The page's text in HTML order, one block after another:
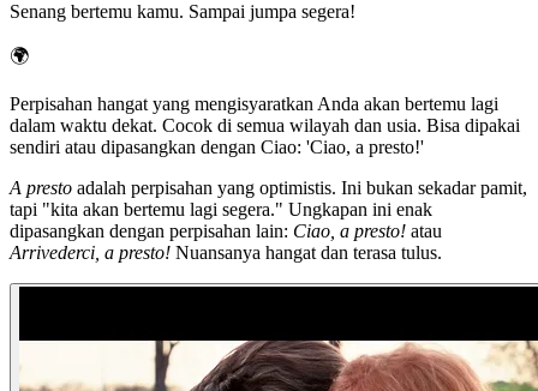
Senang bertemu kamu. Sampai jumpa segera!
🌍
Perpisahan hangat yang mengisyaratkan Anda akan bertemu lagi
dalam waktu dekat. Cocok di semua wilayah dan usia. Bisa dipakai
sendiri atau dipasangkan dengan Ciao: 'Ciao, a presto!'
A presto adalah perpisahan yang optimistis. Ini bukan sekadar pamit,
tapi "kita akan bertemu lagi segera." Ungkapan ini enak
dipasangkan dengan perpisahan lain: Ciao, a presto! atau
Arrivederci, a presto! Nuansanya hangat dan terasa tulus.